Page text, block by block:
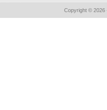
Copyright © 2026